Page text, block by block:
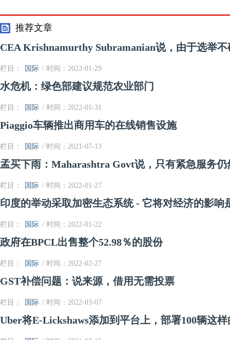
推荐文章
CEA Krishnamurthy Subramanian说，由于选举
栏目： 国际 / 时间：2022-01-29
水危机：绿色部建议规范农业部门
栏目： 国际 / 时间：2022-01-31
Piaggio车辆推出商用车的在线销售设施
栏目： 国际 / 时间：2021-07-13
孟买下雨：Maharashtra Govt说，只有紧急服务仍
栏目： 国际 / 时间：2022-01-27
印度的举动采取加密生态系统 - 它将对经济的影响
栏目： 国际 / 时间：2022-01-22
政府在BPCL出售整个52.98％的股份
栏目： 国际 / 时间：2022-02-27
GST补偿问题：说来源，借用无需投票
栏目： 国际 / 时间：2022-03-07
Uber将E-Lickshaws添加到平台上，部署100辆这